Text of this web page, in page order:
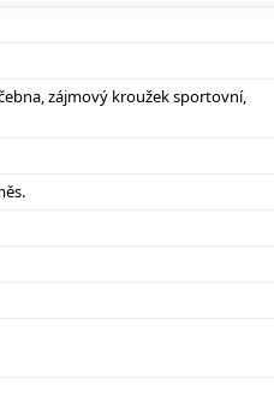
zájmový kroužek sportovní,